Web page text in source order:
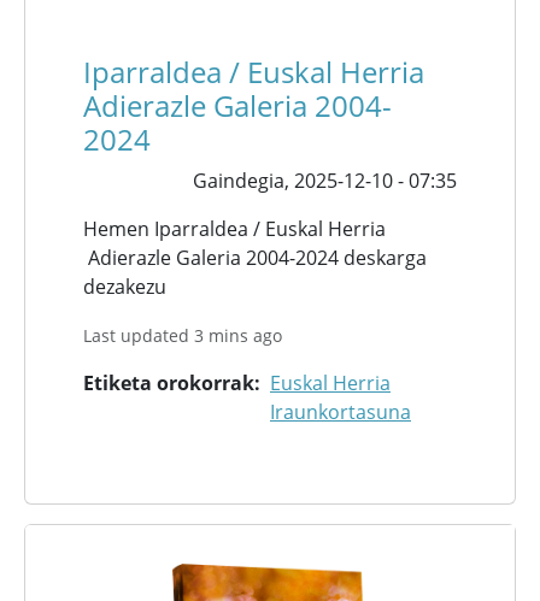
Iparraldea / Euskal Herria
Adierazle Galeria 2004-
2024
Gaindegia, 2025-12-10 - 07:35
Hemen Iparraldea / Euskal Herria
Adierazle Galeria 2004-2024 deskarga
dezakezu
Last updated 3 mins ago
Etiketa orokorrak
Euskal Herria
Iraunkortasuna